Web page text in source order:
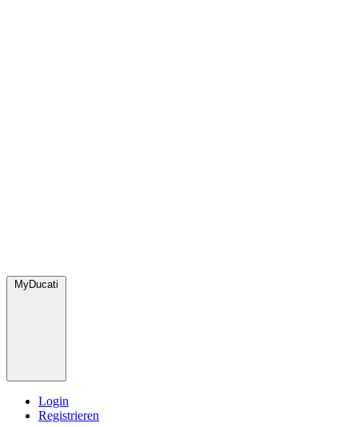
MyDucati
Login
Registrieren